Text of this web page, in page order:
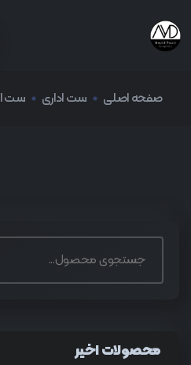
صفحه اصلی ست اداری ست
محصولات اخیر